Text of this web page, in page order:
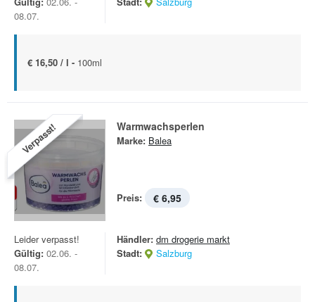
08.07.
€ 16,50 / l - 100ml
Verpasst! Warmwachsperlen
Marke: Balea
Preis: € 6,95
Leider verpasst!
Gültig: 02.06. -
08.07.
Händler: dm drogerie markt
Stadt:
Salzburg